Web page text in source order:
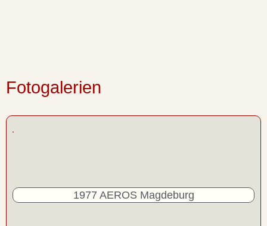
Fotogalerien
1977 AEROS Magdeburg